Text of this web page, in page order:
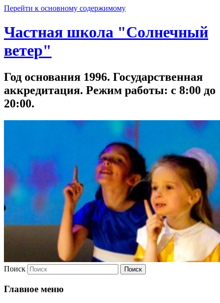
Перейти к основному содержимому
Частная школа "Солнечный
ветер"
Год основания 1996. Государственная
аккредитация. Режим работы: с 8:00 до
20:00.
Поиск
Главное меню